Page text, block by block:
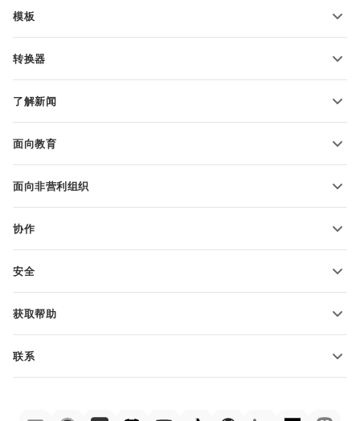
模板
文本文档模板
转换器
转换电子表格
了解新闻
面向教育
适用于教育人士
面向非营利组织
申请免费帐户
协作
翻译人员
安全
获取帮助
帮助中心
联系